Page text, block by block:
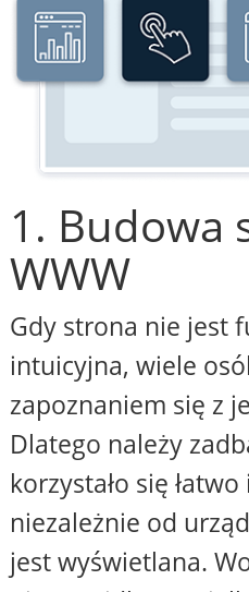
1. Budowa
WWW
Gdy strona nie jest
intuicyjna, wiele
zapoznaniem się z
Dlatego należy
korzystało się łatwo
niezależnie od
jest wyświetlana.